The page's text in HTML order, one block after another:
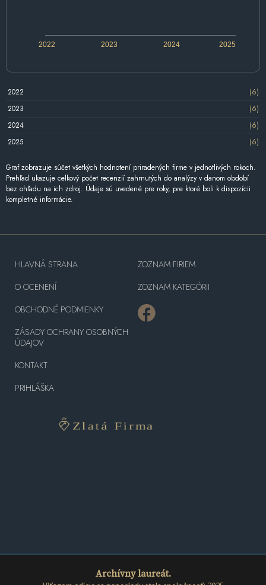
2022 2024
2023 2025
2022
(6)
2023
(6)
2024
(6)
2025
(6)
Graf zobrazuje súčet všetkých hodnotení priradených firme v jednotlivých rokoch.
Prehľad ukazuje celkový počet recenzií zahrnutých do analýzy v danom období
bez ohľadu na ich zdroj. Údaje sú uvedené pre roky, pre ktoré boli k dispozícii
kompletné informácie.
Archívny laureát.
HLAVNÁ STRANA
O OCENENÍ
OBCHODNÉ PODMIENKY
ZÁSADY OCHRANY OSOBNÝCH
ÚDAJOV
KONTAKT
PRIHLÁŠKA
ZOZNAM FIRIEM
ZOZNAM KATEGÓRII